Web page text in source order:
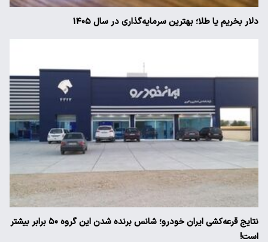
دلار بخریم یا طلا؛ بهترین سرمایه‌گذاری در سال ۱۴۰۵
نتایج قرعه‌کشی ایران خودرو؛ شانس برنده شدن این گروه ۵۰ برابر بیشتر
است!